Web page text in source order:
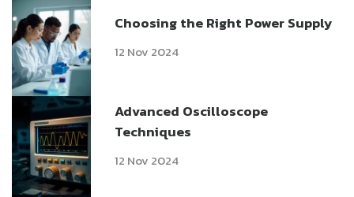
Choosing the Right Power Supply
12 Nov 2024
Advanced Oscilloscope
Techniques
12 Nov 2024